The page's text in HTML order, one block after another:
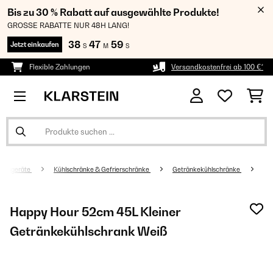
Bis zu 30 % Rabatt auf ausgewählte Produkte!
GROSSE RABATTE NUR 48H LANG!
Jetzt einkaufen 38 S 47 M 58 S
Flexible Zahlungen Versandkostenfrei ab 100 €*
Kühlschränke & Gefrierschränke Getränkekühlschränke
Happy Hour 52cm 45L Kleiner
Getränkekühlschrank Weiß